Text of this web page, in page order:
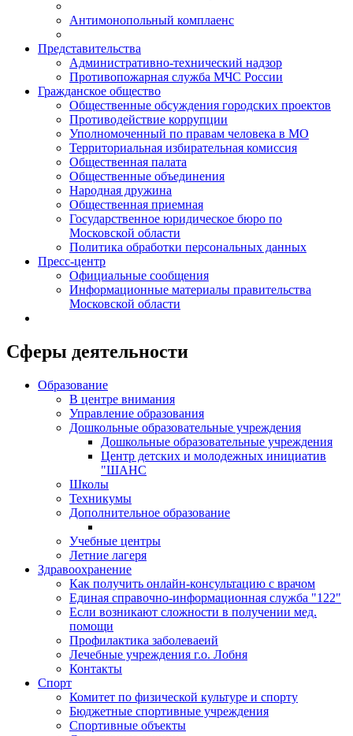
Антимонопольный комплаенс
Представительства
Административно-технический надзор
Противопожарная служба МЧС России
Гражданское общество
Общественные обсуждения городских проектов
Противодействие коррупции
Уполномоченный по правам человека в МО
Территориальная избирательная комиссия
Общественная палата
Общественные объединения
Народная дружина
Общественная приемная
Государственное юридическое бюро по
Московской области
Политика обработки персональных данных
Пресс-центр
Официальные сообщения
Информационные материалы правительства
Московской области
Сферы деятельности
Образование
В центре внимания
Управление образования
Дошкольные образовательные учреждения
Дошкольные образовательные учреждения
Центр детских и молодежных инициатив
"ШАНС
Школы
Техникумы
Дополнительное образование
Учебные центры
Летние лагеря
Здравоохранение
Как получить онлайн-консультацию с врачом
Единая справочно-информационная служба "122"
Если возникают сложности в получении мед.
помощи
Профилактика заболеваеий
Лечебные учреждения г.о. Лобня
Контакты
Спорт
Комитет по физической культуре и спорту
Бюджетные спортивные учреждения
Спортивные объекты